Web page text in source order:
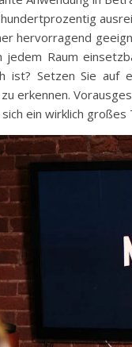
hervorragend
jedem Raum
ist? Setzen Sie
erkennen.
ein wirklich